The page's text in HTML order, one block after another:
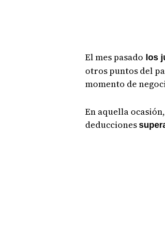
El mes pasado los
otros puntos del
momento de
En aquella
deducciones